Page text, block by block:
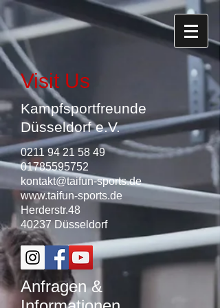
Visit Us
Kampfsportfreunde
Düsseldorf e.V.
0211 94 21 58 49
01785595752
kontakt@taifun-sports.de
www.taifun-sports.de
Herderstr.48
40237 Düsseldorf
Anfragen &